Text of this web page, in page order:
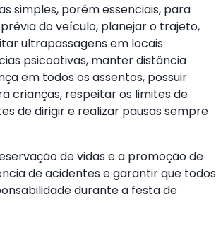
simples, porém essenciais, para
do veículo, planejar o trajeto,
ultrapassagens em locais
psicoativas, manter distância
em todos os assentos, possuir
crianças, respeitar os limites de
de dirigir e realizar pausas sempre
de vidas e a promoção de
de acidentes e garantir que todos
durante a festa de